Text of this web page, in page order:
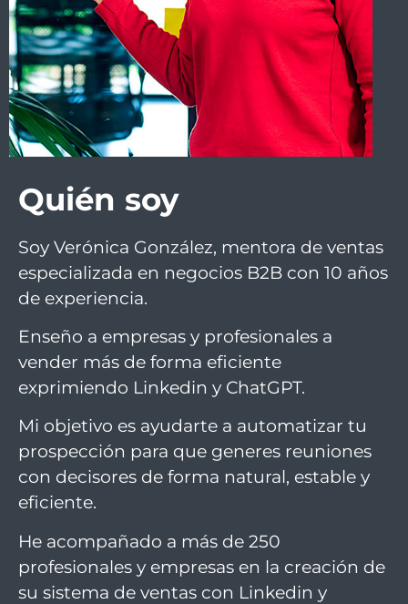
Quién soy
Soy Verónica González, mentora de ventas
especializada en negocios B2B con 10 años
de experiencia.
Enseño a empresas y profesionales a
vender más de forma eficiente
exprimiendo Linkedin y ChatGPT.
Mi objetivo es ayudarte a automatizar tu
prospección para que generes reuniones
con decisores de forma natural, estable y
eficiente.
He acompañado a más de 250
profesionales y empresas en la creación de
su sistema de ventas con Linkedin y